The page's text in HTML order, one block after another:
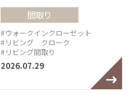
間取り
#ウォークインクローゼット
#リビング クローク
#リビング間取り
2026.07.29